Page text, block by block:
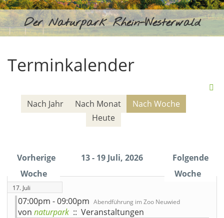
Der Naturpark Rhein-Westerwald
Terminkalender
Nach Jahr Nach Monat
Nach Woche
Heute
Vorherige
Woche
13 - 19 Juli, 2026
Folgende
Woche
17. Juli
07:00pm - 09:00pm Abendführung im Zoo Neuwied
von naturpark :: Veranstaltungen